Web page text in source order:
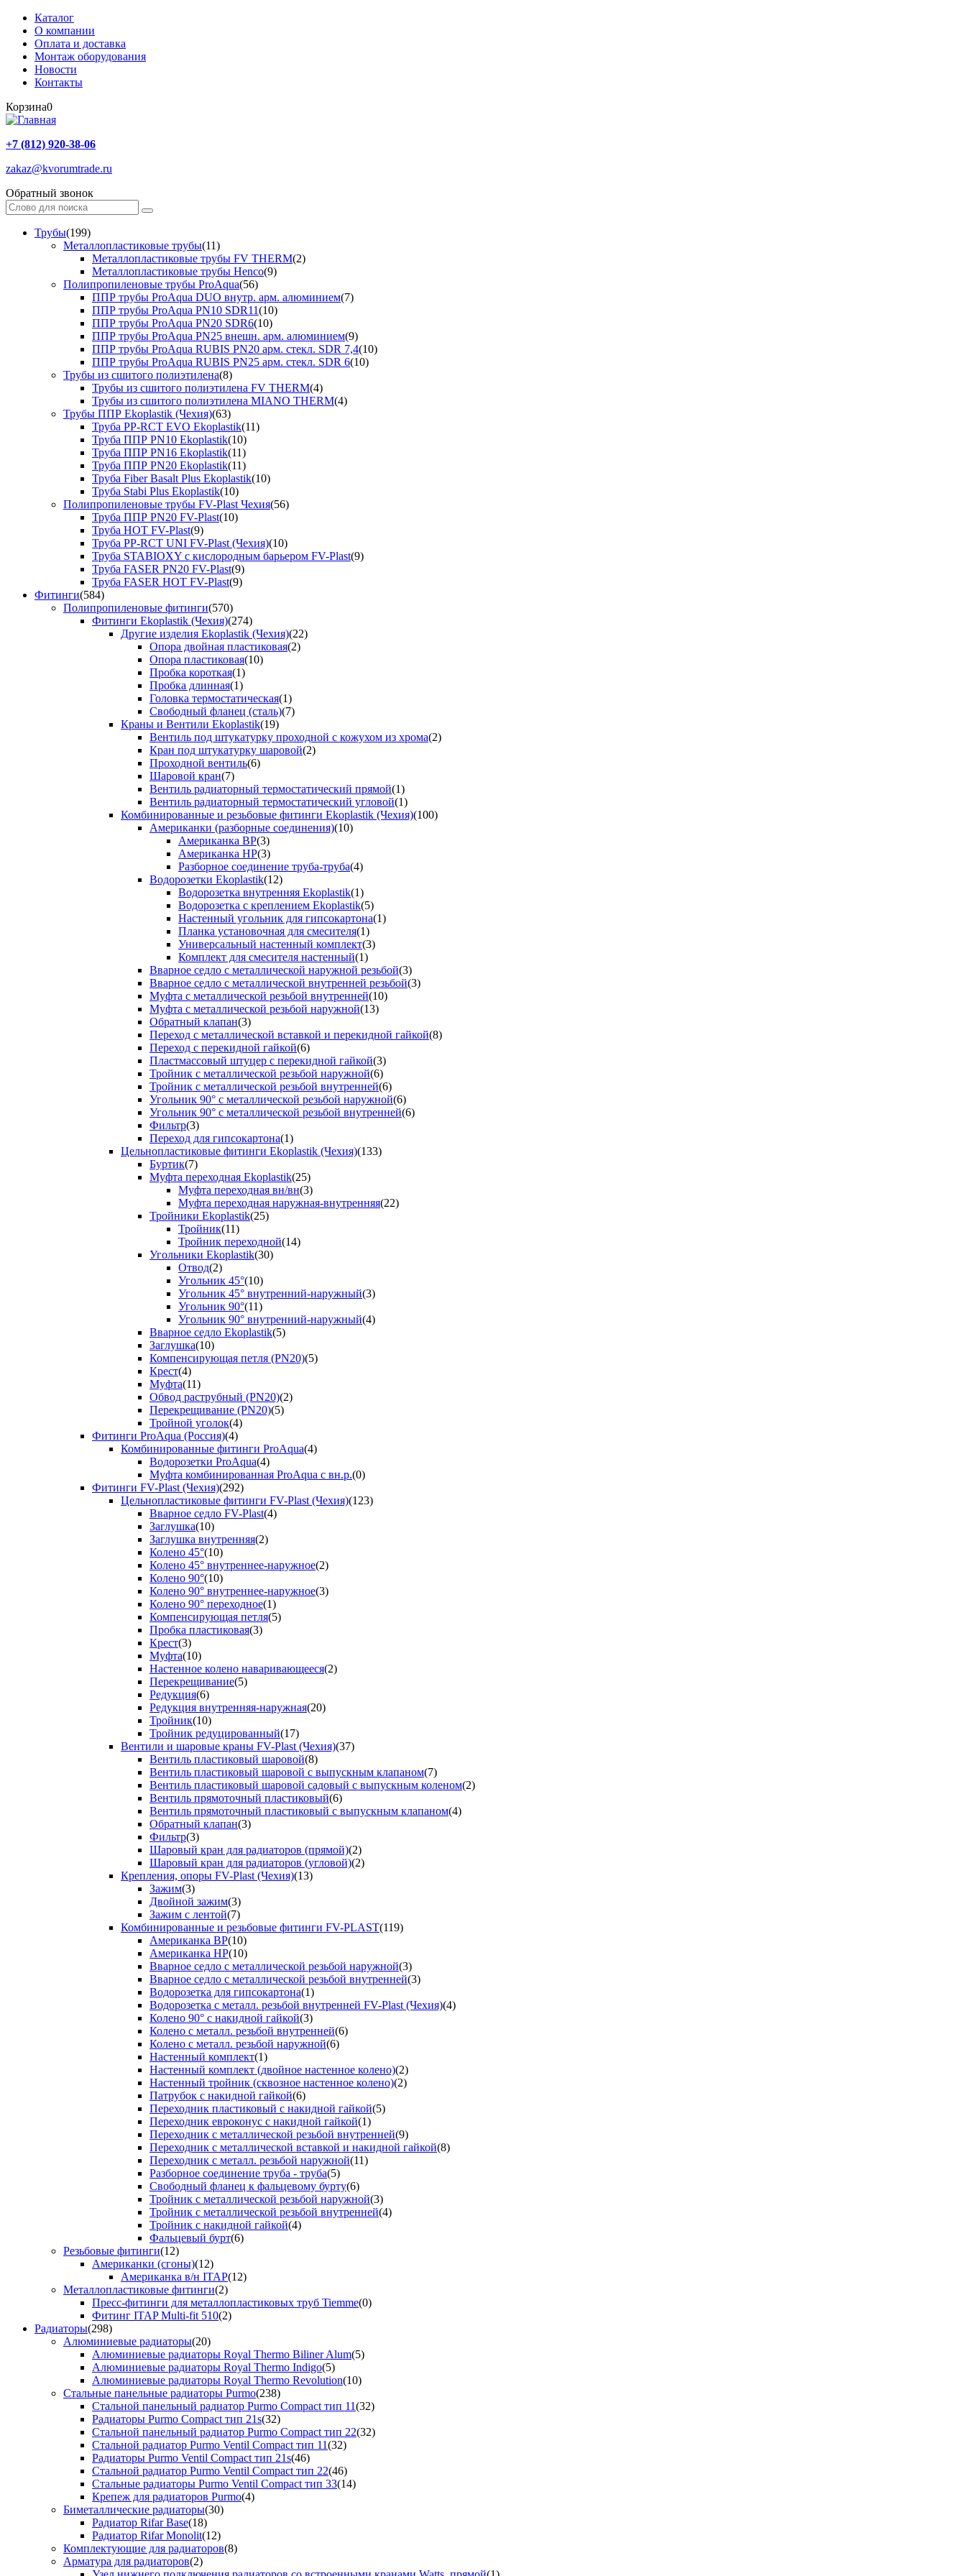
Каталог
О компании
Оплата и доставка
Монтаж оборудования
Новости
Контакты
Корзина0
+7 (812) 920-38-06
zakaz@kvorumtrade.ru
Обратный звонок
Трубы(199)
Металлопластиковые трубы(11)
Металлопластиковые трубы FV THERM(2)
Металлопластиковые трубы Henco(9)
Полипропиленовые трубы ProAqua(56)
ППР трубы ProAqua DUO внутр. арм. алюминием(7)
ППР трубы ProAqua PN10 SDR11(10)
ППР трубы ProAqua PN20 SDR6(10)
ППР трубы ProAqua PN25 внешн. арм. алюминием(9)
ППР трубы ProAqua RUBIS PN20 арм. стекл. SDR 7,4(10)
ППР трубы ProAqua RUBIS PN25 арм. стекл. SDR 6(10)
Трубы из сшитого полиэтилена(8)
Трубы из сшитого полиэтилена FV THERM(4)
Трубы из сшитого полиэтилена MIANO THERM(4)
Трубы ППР Ekoplastik (Чехия)(63)
Труба PP-RCT EVO Ekoplastik(11)
Труба ППР PN10 Ekoplastik(10)
Труба ППР PN16 Ekoplastik(11)
Труба ППР PN20 Ekoplastik(11)
Труба Fiber Basalt Plus Ekoplastik(10)
Труба Stabi Plus Ekoplastik(10)
Полипропиленовые трубы FV-Plast Чехия(56)
Труба ППР PN20 FV-Plast(10)
Труба HOT FV-Plast(9)
Труба PP-RCT UNI FV-Plast (Чехия)(10)
Труба STABIOXY с кислородным барьером FV-Plast(9)
Труба FASER PN20 FV-Plast(9)
Труба FASER HOT FV-Plast(9)
Фитинги(584)
Полипропиленовые фитинги(570)
Фитинги Ekoplastik (Чехия)(274)
Другие изделия Ekoplastik (Чехия)(22)
Опора двойная пластиковая(2)
Опора пластиковая(10)
Пробка короткая(1)
Пробка длинная(1)
Головка термостатическая(1)
Свободный фланец (сталь)(7)
Краны и Вентили Ekoplastik(19)
Вентиль под штукатурку проходной с кожухом из хрома(2)
Кран под штукатурку шаровой(2)
Проходной вентиль(6)
Шаровой кран(7)
Вентиль радиаторный термостатический прямой(1)
Вентиль радиаторный термостатический угловой(1)
Комбинированные и резьбовые фитинги Ekoplastik (Чехия)(100)
Американки (разборные соединения)(10)
Американка ВР(3)
Американка НР(3)
Разборное соединение труба-труба(4)
Водорозетки Ekoplastik(12)
Водорозетка внутренняя Ekoplastik(1)
Водорозетка с креплением Ekoplastik(5)
Настенный угольник для гипсокартона(1)
Планка установочная для смесителя(1)
Универсальный настенный комплект(3)
Комплект для смесителя настенный(1)
Вварное седло с металлической наружной резьбой(3)
Вварное седло с металлической внутренней резьбой(3)
Муфта с металлической резьбой внутренней(10)
Муфта с металлической резьбой наружной(13)
Обратный клапан(3)
Переход с металлической вставкой и перекидной гайкой(8)
Переход с перекидной гайкой(6)
Пластмассовый штуцер с перекидной гайкой(3)
Тройник с металлической резьбой наружной(6)
Тройник с металлической резьбой внутренней(6)
Угольник 90° с металлической резьбой наружной(6)
Угольник 90° с металлической резьбой внутренней(6)
Фильтр(3)
Переход для гипсокартона(1)
Цельнопластиковые фитинги Ekoplastik (Чехия)(133)
Буртик(7)
Муфта переходная Ekoplastik(25)
Муфта переходная вн/вн(3)
Муфта переходная наружная-внутренняя(22)
Тройники Ekoplastik(25)
Тройник(11)
Тройник переходной(14)
Угольники Ekoplastik(30)
Отвод(2)
Угольник 45°(10)
Угольник 45° внутренний-наружный(3)
Угольник 90°(11)
Угольник 90° внутренний-наружный(4)
Вварное седло Ekoplastik(5)
Заглушка(10)
Компенсирующая петля (PN20)(5)
Крест(4)
Муфта(11)
Обвод раструбный (PN20)(2)
Перекрещивание (PN20)(5)
Тройной уголок(4)
Фитинги ProAqua (Россия)(4)
Комбинированные фитинги ProAqua(4)
Водорозетки ProAqua(4)
Муфта комбинированная ProAqua с вн.р.(0)
Фитинги FV-Plast (Чехия)(292)
Цельнопластиковые фитинги FV-Plast (Чехия)(123)
Вварное седло FV-Plast(4)
Заглушка(10)
Заглушка внутренняя(2)
Колено 45°(10)
Колено 45° внутреннее-наружное(2)
Колено 90°(10)
Колено 90° внутреннее-наружное(3)
Колено 90° переходное(1)
Компенсирующая петля(5)
Пробка пластиковая(3)
Крест(3)
Муфта(10)
Настенное колено наваривающееся(2)
Перекрещивание(5)
Редукция(6)
Редукция внутренняя-наружная(20)
Тройник(10)
Тройник редуцированный(17)
Вентили и шаровые краны FV-Plast (Чехия)(37)
Вентиль пластиковый шаровой(8)
Вентиль пластиковый шаровой с выпускным клапаном(7)
Вентиль пластиковый шаровой садовый с выпускным коленом(2)
Вентиль прямоточный пластиковый(6)
Вентиль прямоточный пластиковый с выпускным клапаном(4)
Обратный клапан(3)
Фильтр(3)
Шаровый кран для радиаторов (прямой)(2)
Шаровый кран для радиаторов (угловой)(2)
Крепления, опоры FV-Plast (Чехия)(13)
Зажим(3)
Двойной зажим(3)
Зажим с лентой(7)
Комбинированные и резьбовые фитинги FV-PLAST(119)
Американка ВР(10)
Американка НР(10)
Вварное седло с металлической резьбой наружной(3)
Вварное седло с металлической резьбой внутренней(3)
Водорозетка для гипсокартона(1)
Водорозетка с металл. резьбой внутренней FV-Plast (Чехия)(4)
Колено 90° с накидной гайкой(3)
Колено с металл. резьбой внутренней(6)
Колено с металл. резьбой наружной(6)
Настенный комплект(1)
Настенный комплект (двойное настенное колено)(2)
Настенный тройник (сквозное настенное колено)(2)
Патрубок с накидной гайкой(6)
Переходник пластиковый с накидной гайкой(5)
Переходник евроконус с накидной гайкой(1)
Переходник с металлической резьбой внутренней(9)
Переходник с металлической вставкой и накидной гайкой(8)
Переходник с металл. резьбой наружной(11)
Разборное соединение труба - труба(5)
Свободный фланец к фальцевому бурту(6)
Тройник с металлической резьбой наружной(3)
Тройник с металлической резьбой внутренней(4)
Тройник с накидной гайкой(4)
Фальцевый бурт(6)
Резьбовые фитинги(12)
Американки (сгоны)(12)
Американка в/н ITAP(12)
Металлопластиковые фитинги(2)
Пресс-фитинги для металлопластиковых труб Tiemme(0)
Фитинг ITAP Multi-fit 510(2)
Радиаторы(298)
Алюминиевые радиаторы(20)
Алюминиевые радиаторы Royal Thermo Biliner Alum(5)
Алюминиевые радиаторы Royal Thermo Indigo(5)
Алюминиевые радиаторы Royal Thermo Revolution(10)
Стальные панельные радиаторы Purmo(238)
Стальной панельный радиатор Purmo Compact тип 11(32)
Радиаторы Purmo Compact тип 21s(32)
Стальной панельный радиатор Purmo Compact тип 22(32)
Стальной радиатор Purmo Ventil Compact тип 11(32)
Радиаторы Purmo Ventil Compact тип 21s(46)
Стальной радиатор Purmo Ventil Compact тип 22(46)
Стальные радиаторы Purmo Ventil Compact тип 33(14)
Крепеж для радиаторов Purmo(4)
Биметаллические радиаторы(30)
Радиатор Rifar Base(18)
Радиатор Rifar Monolit(12)
Комплектующие для радиаторов(8)
Арматура для радиаторов(2)